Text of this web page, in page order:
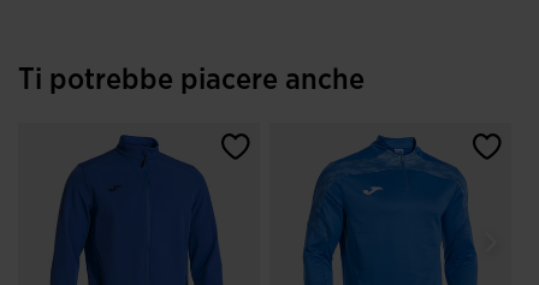
Ti potrebbe piacere anche